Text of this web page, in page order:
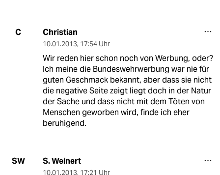
C Christian
10.01.2013, 17:54 Uhr
Wir reden hier schon noch von Werbung, oder?
Ich meine die Bundeswehrwerbung war nie für
guten Geschmack bekannt, aber dass sie nicht
die negative Seite zeigt liegt doch in der Natur
der Sache und dass nicht mit dem Töten von
Menschen geworben wird, finde ich eher
beruhigend.
SW S. Weinert
10.01.2013, 17:21 Uhr